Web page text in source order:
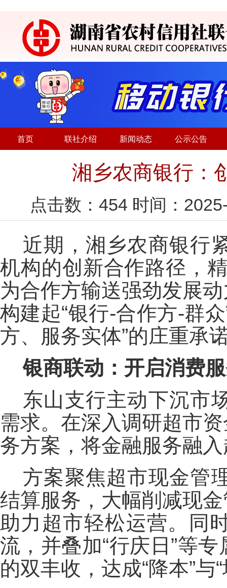
首页 联社介绍 新闻动态 公示公告
湘乡农商银行：
点击数： 454 时间：
近期，湘乡农商银行
机构的创新合作路径，
为合作方输送强劲发展
构建起“银行-合作方-群
方、服务实体”的庄重承
银商联动：开启消费
东山支行主动下沉市
需求。在深入调研超市
务方案，将金融服务融
方案聚焦超市现金管
结算服务，大幅削减现
助力超市轻松运营。同
流，并叠加“行庆日”等
的双丰收，达成“降本”与